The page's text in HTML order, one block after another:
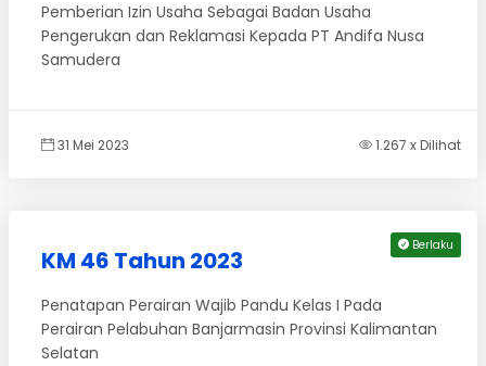
Pemberian Izin Usaha Sebagai Badan Usaha
Pengerukan dan Reklamasi Kepada PT Andifa Nusa
Samudera
31 Mei 2023 1.267 x Dilihat
Berlaku
KM 46 Tahun 2023
Penatapan Perairan Wajib Pandu Kelas I Pada
Perairan Pelabuhan Banjarmasin Provinsi Kalimantan
Selatan